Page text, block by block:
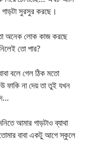
গাড়টা সুরসুর করছে।
অনেক লোক কাজ করছে
তো পার?
বলে গেল ঠিক মতো
ফাকি না দেয় তা তুই যখন
আমার গাড়টাও ব্যাথা
বাবা একটু আগে স্কুলে